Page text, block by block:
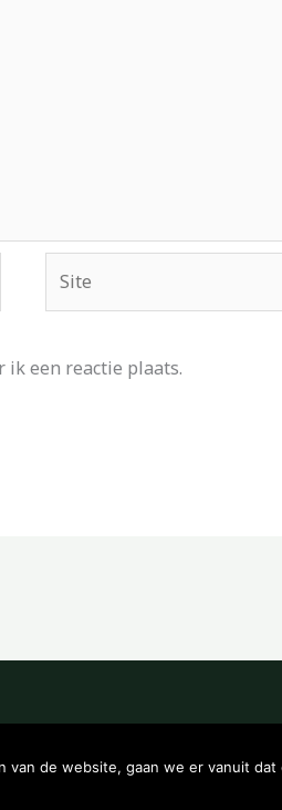
ik een reactie plaats.
de website, gaan we er vanuit dat